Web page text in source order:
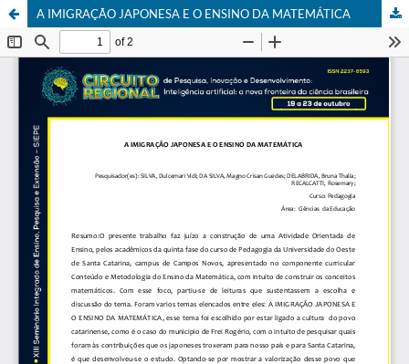
A IMIGRAÇÃO JAPONESA E O ENSINO DA MATEMÁTICA